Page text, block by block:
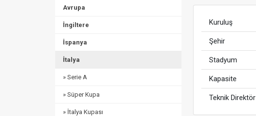
Avrupa
İngiltere
İspanya
İtalya
» Serie A
» Süper Kupa
» İtalya Kupası
Kuruluş
Şehir
Stadyum
Kapasite
Teknik Direktör